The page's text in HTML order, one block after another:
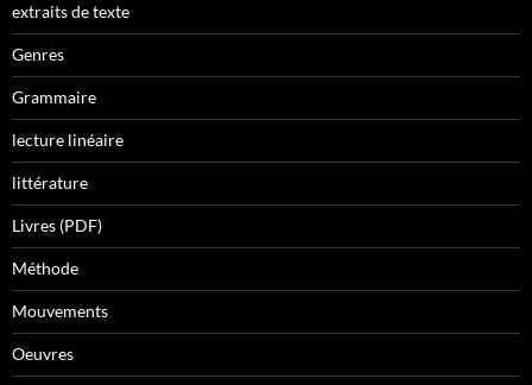
extraits de texte
Genres
Grammaire
lecture linéaire
littérature
Livres (PDF)
Méthode
Mouvements
Oeuvres